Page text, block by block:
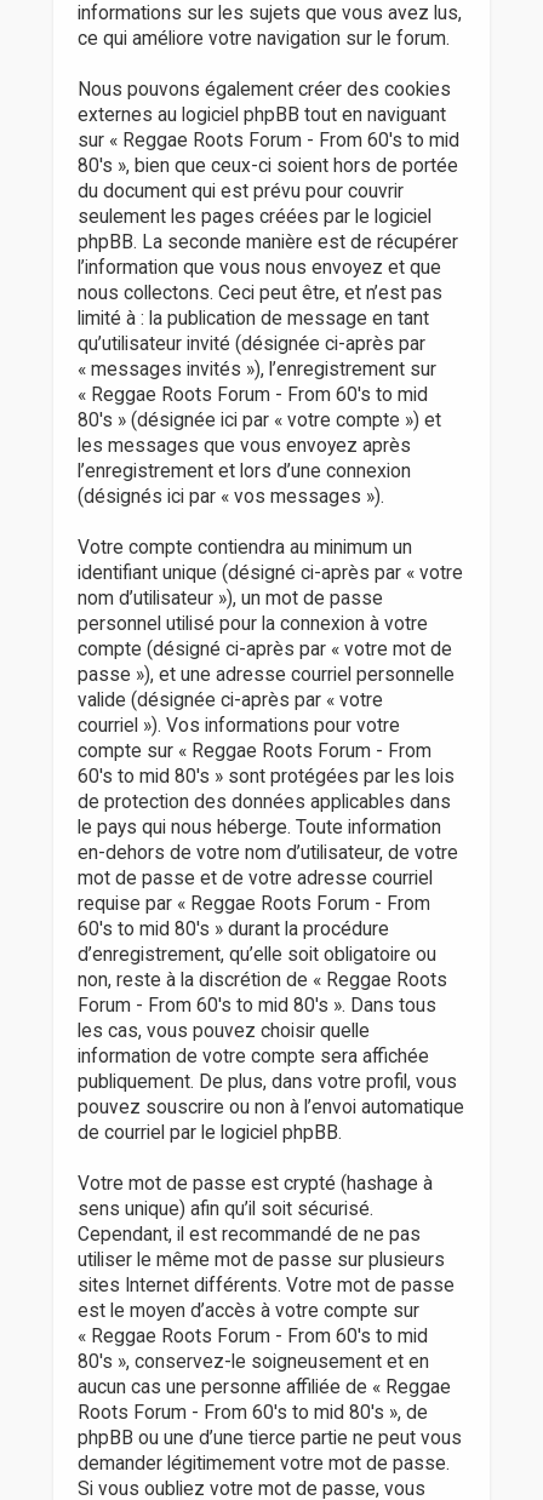
informations sur les sujets que vous avez lus,
ce qui améliore votre navigation sur le forum.
Nous pouvons également créer des cookies
externes au logiciel phpBB tout en naviguant
sur « Reggae Roots Forum - From 60's to mid
80's », bien que ceux-ci soient hors de portée
du document qui est prévu pour couvrir
seulement les pages créées par le logiciel
phpBB. La seconde manière est de récupérer
l’information que vous nous envoyez et que
nous collectons. Ceci peut être, et n’est pas
limité à : la publication de message en tant
qu’utilisateur invité (désignée ci-après par
« messages invités »), l’enregistrement sur
« Reggae Roots Forum - From 60's to mid
80's » (désignée ici par « votre compte ») et
les messages que vous envoyez après
l’enregistrement et lors d’une connexion
(désignés ici par « vos messages »).
Votre compte contiendra au minimum un
identifiant unique (désigné ci-après par « votre
nom d’utilisateur »), un mot de passe
personnel utilisé pour la connexion à votre
compte (désigné ci-après par « votre mot de
passe »), et une adresse courriel personnelle
valide (désignée ci-après par « votre
courriel »). Vos informations pour votre
compte sur « Reggae Roots Forum - From
60's to mid 80's » sont protégées par les lois
de protection des données applicables dans
le pays qui nous héberge. Toute information
en-dehors de votre nom d’utilisateur, de votre
mot de passe et de votre adresse courriel
requise par « Reggae Roots Forum - From
60's to mid 80's » durant la procédure
d’enregistrement, qu’elle soit obligatoire ou
non, reste à la discrétion de « Reggae Roots
Forum - From 60's to mid 80's ». Dans tous
les cas, vous pouvez choisir quelle
information de votre compte sera affichée
publiquement. De plus, dans votre profil, vous
pouvez souscrire ou non à l’envoi automatique
de courriel par le logiciel phpBB.
Votre mot de passe est crypté (hashage à
sens unique) afin qu’il soit sécurisé.
Cependant, il est recommandé de ne pas
utiliser le même mot de passe sur plusieurs
sites Internet différents. Votre mot de passe
est le moyen d’accès à votre compte sur
« Reggae Roots Forum - From 60's to mid
80's », conservez-le soigneusement et en
aucun cas une personne affiliée de « Reggae
Roots Forum - From 60's to mid 80's », de
phpBB ou une d’une tierce partie ne peut vous
demander légitimement votre mot de passe.
Si vous oubliez votre mot de passe, vous